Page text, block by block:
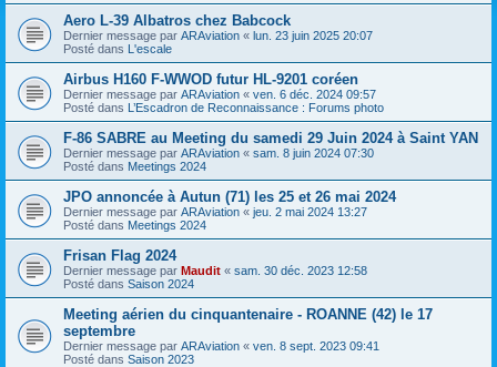
Aero L-39 Albatros chez Babcock
Dernier message par ARAviation « lun. 23 juin 2025 20:07
Posté dans L'escale
Airbus H160 F-WWOD futur HL-9201 coréen
Dernier message par ARAviation « ven. 6 déc. 2024 09:57
Posté dans L’Escadron de Reconnaissance : Forums photo
F-86 SABRE au Meeting du samedi 29 Juin 2024 à Saint YAN
Dernier message par ARAviation « sam. 8 juin 2024 07:30
Posté dans Meetings 2024
JPO annoncée à Autun (71) les 25 et 26 mai 2024
Dernier message par ARAviation « jeu. 2 mai 2024 13:27
Posté dans Meetings 2024
Frisan Flag 2024
Dernier message par Maudit « sam. 30 déc. 2023 12:58
Posté dans Saison 2024
Meeting aérien du cinquantenaire - ROANNE (42) le 17
septembre
Dernier message par ARAviation « ven. 8 sept. 2023 09:41
Posté dans Saison 2023